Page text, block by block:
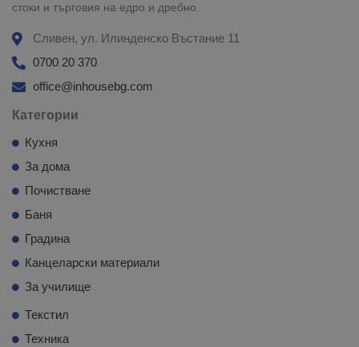
стоки и търговия на едро и дребно.
Сливен, ул. Илинденско Въстание 11
0700 20 370
office@inhousebg.com
Категории
Кухня
За дома
Почистване
Баня
Градина
Канцеларски материали
За училище
Текстил
Техника